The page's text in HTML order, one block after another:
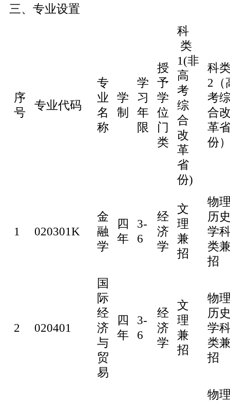
三、专业设置
序
号
专业代码
专
业
名
称
学
制
学
习
年
限
授
予
学
位
门
类
科
类
1(非
高
考
综
合
改
革
省
份)
科
2（
考
合
革
份
1 020301K
金
融
学
四
年
3-
6
经
济
学
文
理
兼
招
物
历
学
类
招
2 020401
国
际
经
济
与
贸
易
四
年
3-
6
经
济
学
文
理
兼
招
物
历
学
类
招
物